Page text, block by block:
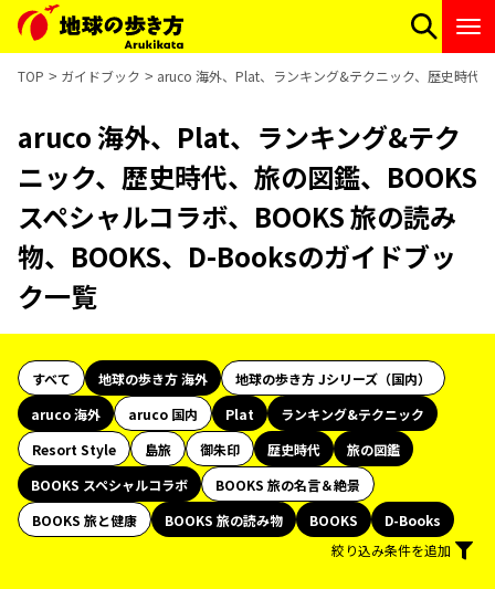
TOP ガイドブック aruco 海外、Plat、ランキング&テクニック、歴史時代
aruco 海外、Plat、ランキング&テク
ニック、歴史時代、旅の図鑑、BOOKS
スペシャルコラボ、BOOKS 旅の読み
物、BOOKS、D-Booksのガイドブッ
ク一覧
すべて 地球の歩き方 海外
地球の歩き方 Jシリーズ（国内）
aruco 海外
aruco 国内 Plat
ランキング&テクニック
Resort Style
島旅 御朱印 歴史時代
旅の図鑑
BOOKS スペシャルコラボ
BOOKS 旅の名言＆絶景
BOOKS 旅と健康
BOOKS 旅の読み物 BOOKS
D-Books
絞り込み条件を追加